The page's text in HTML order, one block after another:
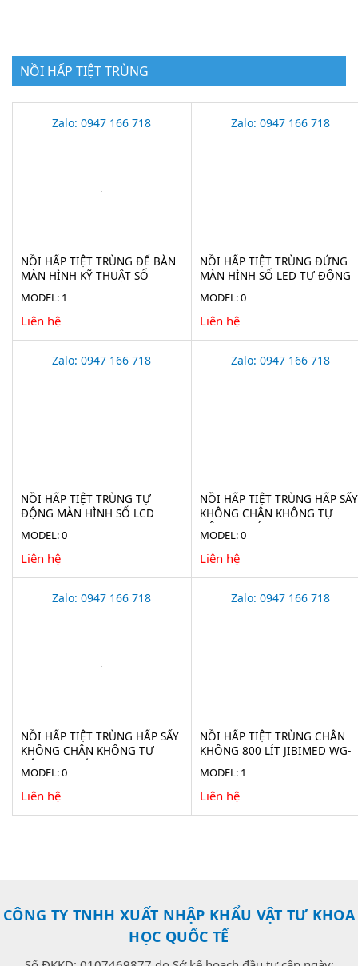
NỒI HẤP TIỆT TRÙNG
Zalo: 0947 166 718
NỒI HẤP TIỆT TRÙNG ĐỂ BÀN
MÀN HÌNH KỸ THUẬT SỐ
MODEL: 1
Liên hệ
Zalo: 0947 166 718
NỒI HẤP TIỆT TRÙNG ĐỨNG
MÀN HÌNH SỐ LED TỰ ĐỘNG
MODEL: 0
Liên hệ
Zalo: 0947 166 718
NỒI HẤP TIỆT TRÙNG TỰ
ĐỘNG MÀN HÌNH SỐ LCD
MODEL: 0
Liên hệ
Zalo: 0947 166 718
NỒI HẤP TIỆT TRÙNG HẤP SẤY
KHÔNG CHÂN KHÔNG TỰ
ĐỘNG 75 LÍT JIBIMED LS-75HV
MODEL: 0
Liên hệ
Zalo: 0947 166 718
NỒI HẤP TIỆT TRÙNG HẤP SẤY
KHÔNG CHÂN KHÔNG TỰ
ĐỘNG 100 LÍT JIBIMED LS-
100HV
MODEL: 0
Liên hệ
Zalo: 0947 166 718
NỒI HẤP TIỆT TRÙNG CHÂN
KHÔNG 800 LÍT JIBIMED WG-
MODEL: 1
Liên hệ
CÔNG TY TNHH XUẤT NHẬP KHẨU VẬT TƯ KHOA
HỌC QUỐC TẾ